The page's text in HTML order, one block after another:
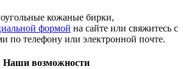
кожаные бирки,
формой на сайте или свяжитесь с
по телефону или электронной почте.
Наши возможности